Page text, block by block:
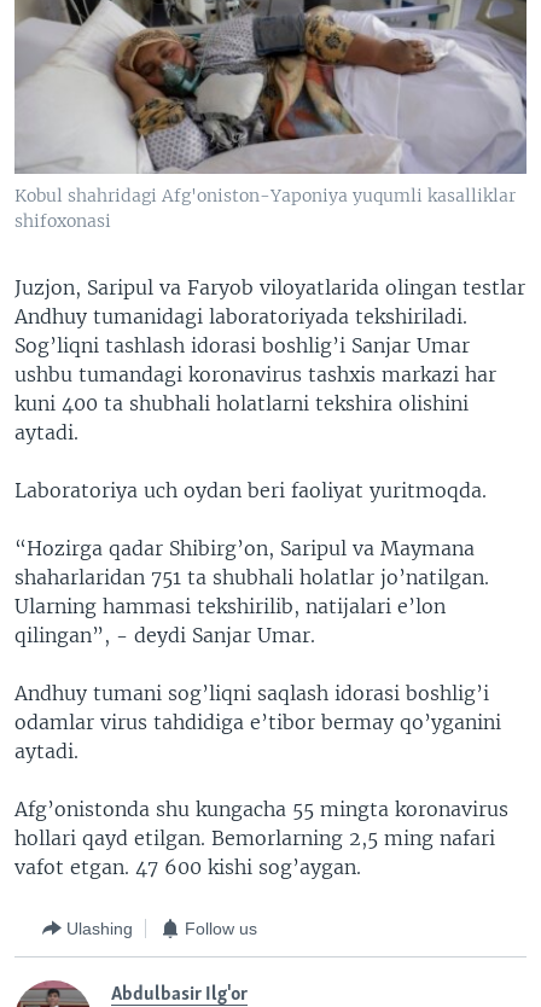
Kobul shahridagi Afg'oniston-Yaponiya yuqumli kasalliklar
shifoxonasi
Juzjon, Saripul va Faryob viloyatlarida olingan testlar
Andhuy tumanidagi laboratoriyada tekshiriladi.
Sog’liqni tashlash idorasi boshlig’i Sanjar Umar
ushbu tumandagi koronavirus tashxis markazi har
kuni 400 ta shubhali holatlarni tekshira olishini
aytadi.
Laboratoriya uch oydan beri faoliyat yuritmoqda.
“Hozirga qadar Shibirg’on, Saripul va Maymana
shaharlaridan 751 ta shubhali holatlar jo’natilgan.
Ularning hammasi tekshirilib, natijalari e’lon
qilingan”, - deydi Sanjar Umar.
Andhuy tumani sog’liqni saqlash idorasi boshlig’i
odamlar virus tahdidiga e’tibor bermay qo’yganini
aytadi.
Afg’onistonda shu kungacha 55 mingta koronavirus
hollari qayd etilgan. Bemorlarning 2,5 ming nafari
vafot etgan. 47 600 kishi sog’aygan.
Ulashing Follow us
Abdulbasir Ilg'or